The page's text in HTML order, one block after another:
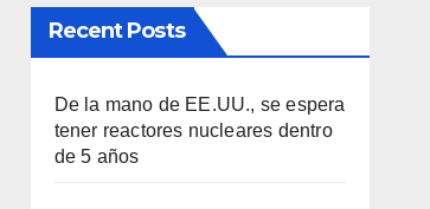
Recent Posts
De la mano de EE.UU., se espera
tener reactores nucleares dentro
de 5 años